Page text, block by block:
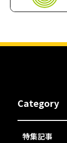
Category
特集記事